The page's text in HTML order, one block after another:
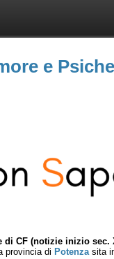
e Psiche
di CF (notizie inizio sec.
provincia di Potenza sita